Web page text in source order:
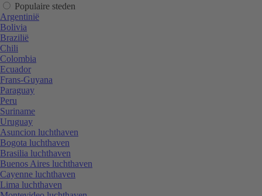
Populaire steden
Argentinië
Bolivia
Brazilië
Chili
Colombia
Ecuador
Frans-Guyana
Paraguay
Peru
Suriname
Uruguay
Asuncion luchthaven
Bogota luchthaven
Brasilia luchthaven
Buenos Aires luchthaven
Cayenne luchthaven
Lima luchthaven